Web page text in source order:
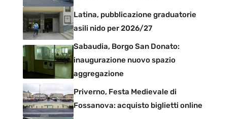
Latina, pubblicazione graduatorie
asili nido per 2026/27
Sabaudia, Borgo San Donato:
inaugurazione nuovo spazio
aggregazione
Priverno, Festa Medievale di
Fossanova: acquisto biglietti online